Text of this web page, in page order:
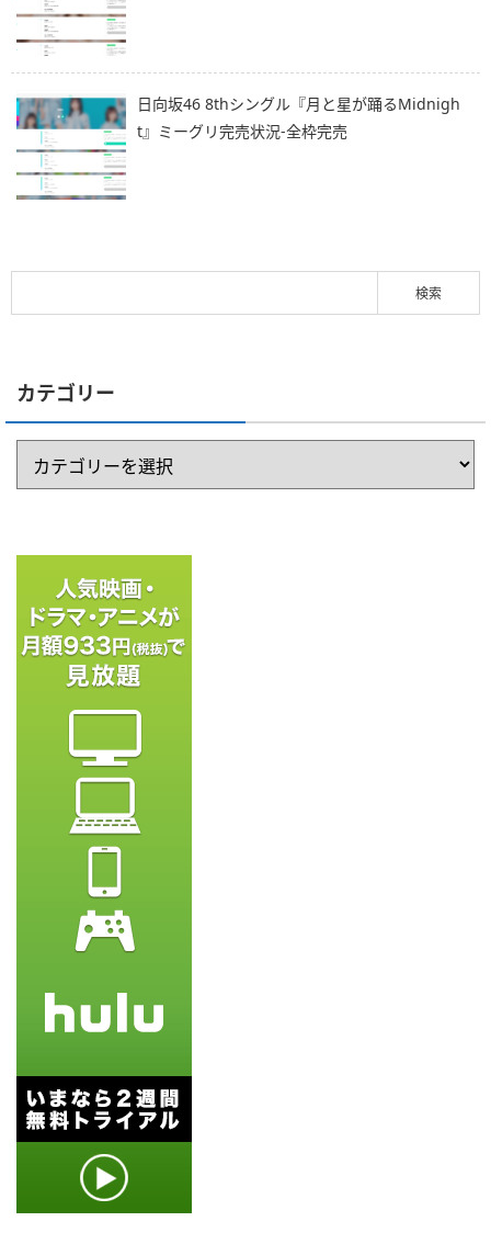
日向坂46 8thシングル『月と星が踊るMidnigh
t』ミーグリ完売状況-全枠完売
カテゴリー